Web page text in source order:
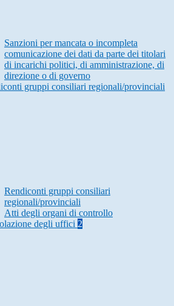
Sanzioni per mancata o incompleta
comunicazione dei dati da parte dei titolari
di incarichi politici, di amministrazione, di
direzione o di governo
gruppi consiliari regionali/provinciali
Rendiconti gruppi consiliari
regionali/provinciali
Atti degli organi di controllo
degli uffici 2